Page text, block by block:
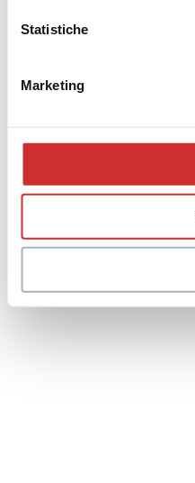
Statistiche
Marketing